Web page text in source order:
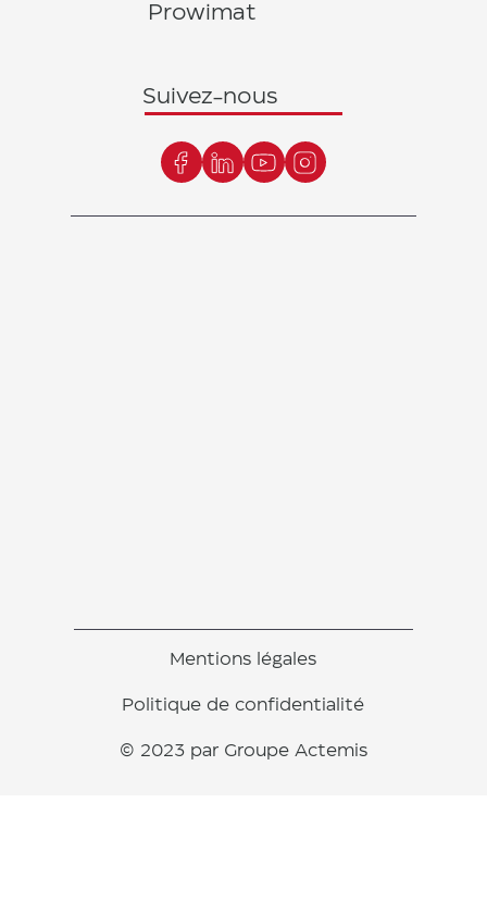
© 2023 par Groupe Actemis
Politique de confidentialité
Mentions légales
Suivez-nous
Prowimat